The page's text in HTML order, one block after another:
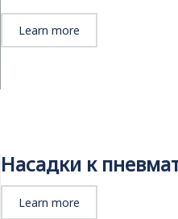
Learn more
Насадки к
Learn more